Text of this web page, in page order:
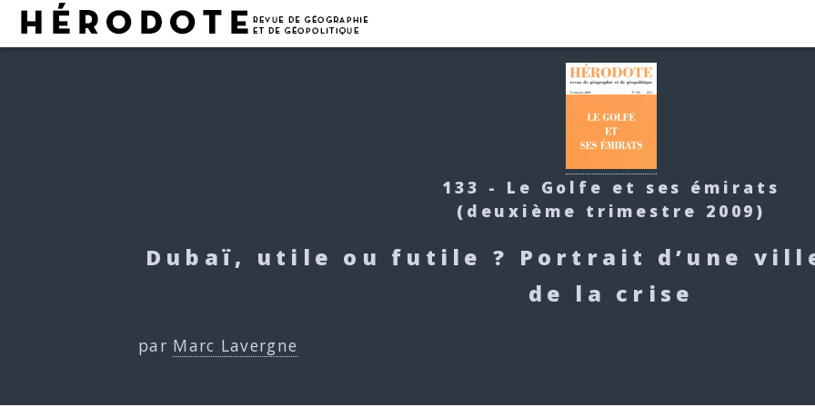
133 - Le Golfe et ses émirats
(deuxième trimestre 2009)
Dubaï, utile ou futile ? Portrait d’une
de la crise
par Marc Lavergne